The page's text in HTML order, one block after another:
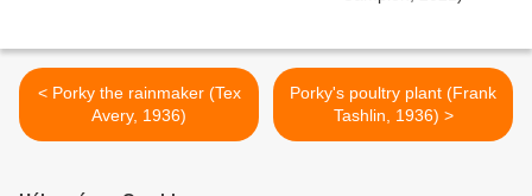
< Porky the rainmaker (Tex
Avery, 1936)
Porky's poultry plant (Frank
Tashlin, 1936) >